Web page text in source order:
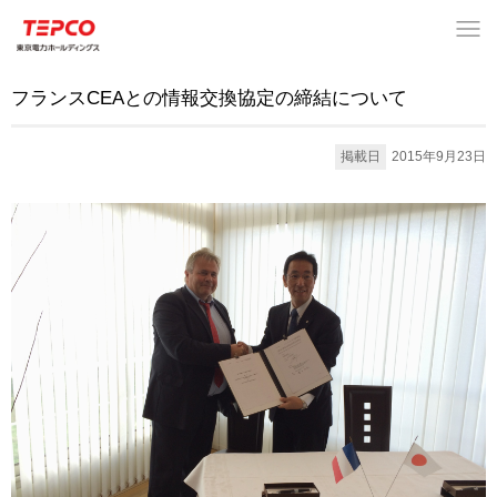
フランスCEAとの情報交換協定の締結について
掲載日 2015年9月23日